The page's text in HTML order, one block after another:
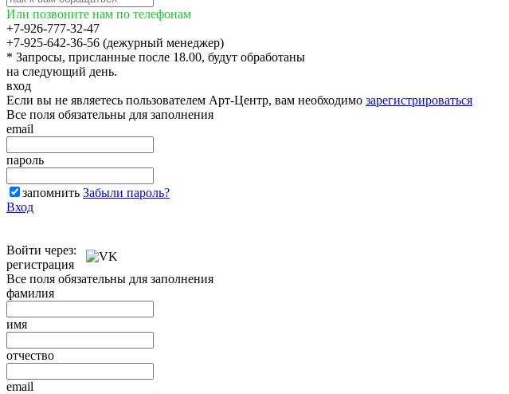
Или позвоните нам по телефонам
+7-926-777-32-47
+7-925-642-36-56 (дежурный менеджер)
* Запросы, присланные после 18.00, будут обработаны
на следующий день.
вход
Если вы не являетесь пользователем Арт-Центр, вам необходимо зарегистрироваться
Все поля обязательны для заполнения
email
пароль
запомнить Забыли пароль?
Вход
Войти через:
регистрация
Все поля обязательны для заполнения
фамилия
имя
отчество
email